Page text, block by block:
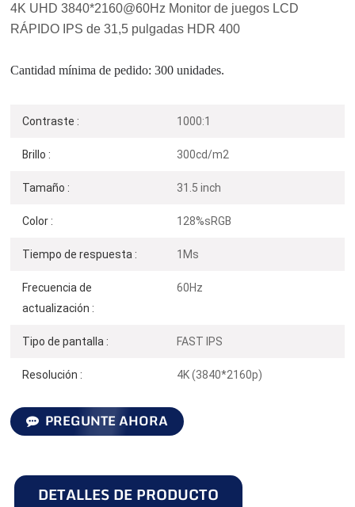
4K UHD 3840*2160@60Hz Monitor de juegos LCD
RÁPIDO IPS de 31,5 pulgadas HDR 400
Cantidad mínima de pedido: 300 unidades.
Contraste : 1000:1
Brillo : 300cd/m2
Tamaño : 31.5 inch
Color : 128%sRGB
Tiempo de respuesta : 1Ms
Frecuencia de
actualización :
60Hz
Tipo de pantalla : FAST IPS
Resolución : 4K (3840*2160p)
PREGUNTE AHORA
DETALLES DE PRODUCTO